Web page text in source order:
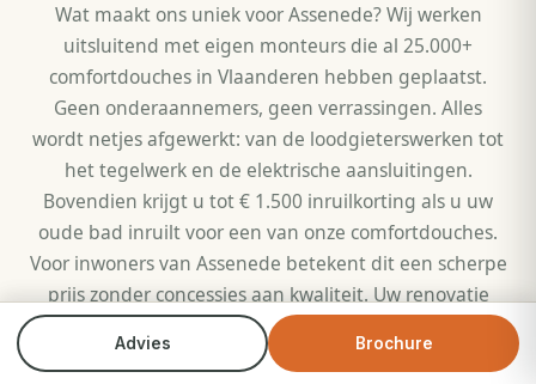
Advies Brochure
Wat maakt ons uniek voor Assenede? Wij werken
uitsluitend met eigen monteurs die al 25.000+
comfortdouches in Vlaanderen hebben geplaatst.
Geen onderaannemers, geen verrassingen. Alles
wordt netjes afgewerkt: van de loodgieterswerken tot
het tegelwerk en de elektrische aansluitingen.
Bovendien krijgt u tot € 1.500 inruilkorting als u uw
oude bad inruilt voor een van onze comfortdouches.
Voor inwoners van Assenede betekent dit een scherpe
prijs zonder concessies aan kwaliteit. Uw renovatie
wordt volledig op maat gemaakt, precies zoals het in
uw woning in Assenede past.
Bel direct Brochure